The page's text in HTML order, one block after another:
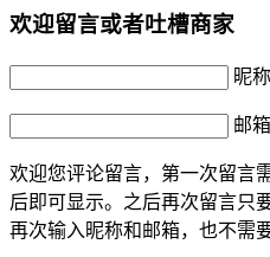
欢迎留言或者吐槽商家
昵
邮
欢迎您评论留言，第一次留言
后即可显示。之后再次留言只
再次输入昵称和邮箱，也不需